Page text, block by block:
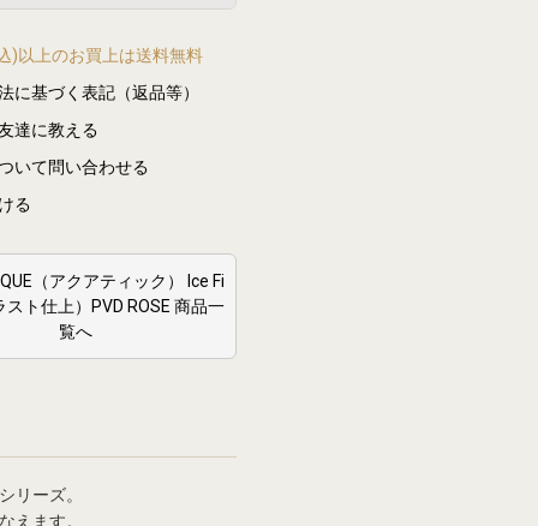
)以上のお買上は送料無料
に基づく表記（返品等）
達に教える
いて問い合わせる
る
（アクアティック） Ice Fi
スト仕上）PVD ROSE 商品一
覧へ
リーズ。
えます。